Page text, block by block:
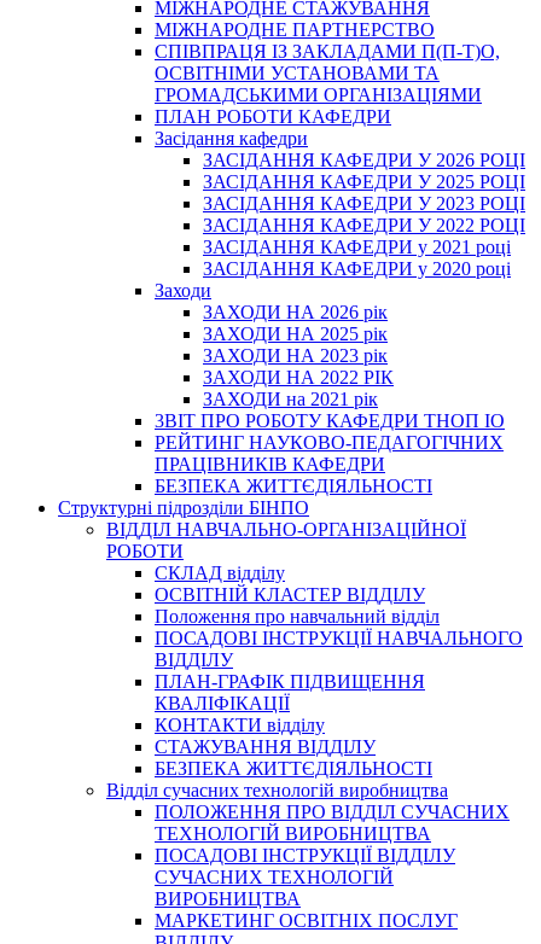
МІЖНАРОДНЕ СТАЖУВАННЯ
МІЖНАРОДНЕ ПАРТНЕРСТВО
СПІВПРАЦЯ ІЗ ЗАКЛАДАМИ П(П-Т)О,
ОСВІТНІМИ УСТАНОВАМИ ТА
ГРОМАДСЬКИМИ ОРГАНІЗАЦІЯМИ
ПЛАН РОБОТИ КАФЕДРИ
Засідання кафедри
ЗАСІДАННЯ КАФЕДРИ У 2026 РОЦІ
ЗАСІДАННЯ КАФЕДРИ У 2025 РОЦІ
ЗАСІДАННЯ КАФЕДРИ У 2023 РОЦІ
ЗАСІДАННЯ КАФЕДРИ У 2022 РОЦІ
ЗАСІДАННЯ КАФЕДРИ у 2021 році
ЗАСІДАННЯ КАФЕДРИ у 2020 році
Заходи
ЗАХОДИ НА 2026 рік
ЗАХОДИ НА 2025 рік
ЗАХОДИ НА 2023 рік
ЗАХОДИ НА 2022 РІК
ЗАХОДИ на 2021 рік
3BIT ПРО РОБОТУ КАФЕДРИ ТНОП ІО
РЕЙТИНГ НАУКОВО-ПЕДАГОГІЧНИХ
ПРАЦІВНИКІВ КАФЕДРИ
БЕЗПЕКА ЖИТТЄДІЯЛЬНОСТІ
Структурні підрозділи БІНПО
ВІДДІЛ НАВЧАЛЬНО-ОРГАНІЗАЦІЙНОЇ
РОБОТИ
СКЛАД відділу
ОСВІТНІЙ КЛАСТЕР ВІДДІЛУ
Положення про навчальний вiддiл
ПОСАДОВІ ІНСТРУКЦІЇ НАВЧАЛЬНОГО
ВІДДІЛУ
ПЛАН-ГРАФІК ПІДВИЩЕННЯ
КВАЛІФІКАЦІЇ
КОНТАКТИ відділу
СТАЖУВАННЯ ВІДДІЛУ
БЕЗПЕКА ЖИТТЄДІЯЛЬНОСТІ
Відділ сучасних технологій виробництва
ПОЛОЖЕННЯ ПРО ВІДДІЛ СУЧАСНИХ
ТЕХНОЛОГІЙ ВИРОБНИЦТВА
ПОСАДОВІ ІНСТРУКЦІЇ ВІДДІЛУ
СУЧАСНИХ ТЕХНОЛОГІЙ
ВИРОБНИЦТВА
МАРКЕТИНГ ОСВІТНІХ ПОСЛУГ